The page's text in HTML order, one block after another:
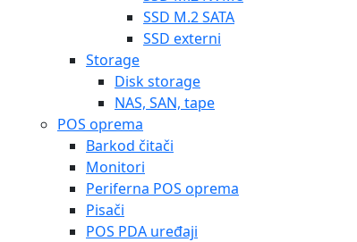
SSD M.2 SATA
SSD externi
Storage
Disk storage
NAS, SAN, tape
POS oprema
Barkod čitači
Monitori
Periferna POS oprema
Pisači
POS PDA uređaji